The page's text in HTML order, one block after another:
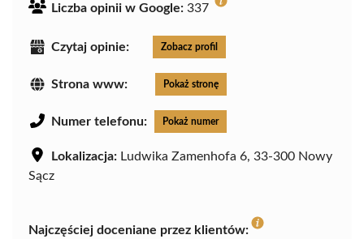
Liczba opinii w Google: 337
Czytaj opinie: Zobacz profil
Strona www: Pokaż stronę
Numer telefonu: Pokaż numer
Lokalizacja: Ludwika Zamenhofa 6, 33-300 Nowy
Sącz
Najczęściej doceniane przez klientów: